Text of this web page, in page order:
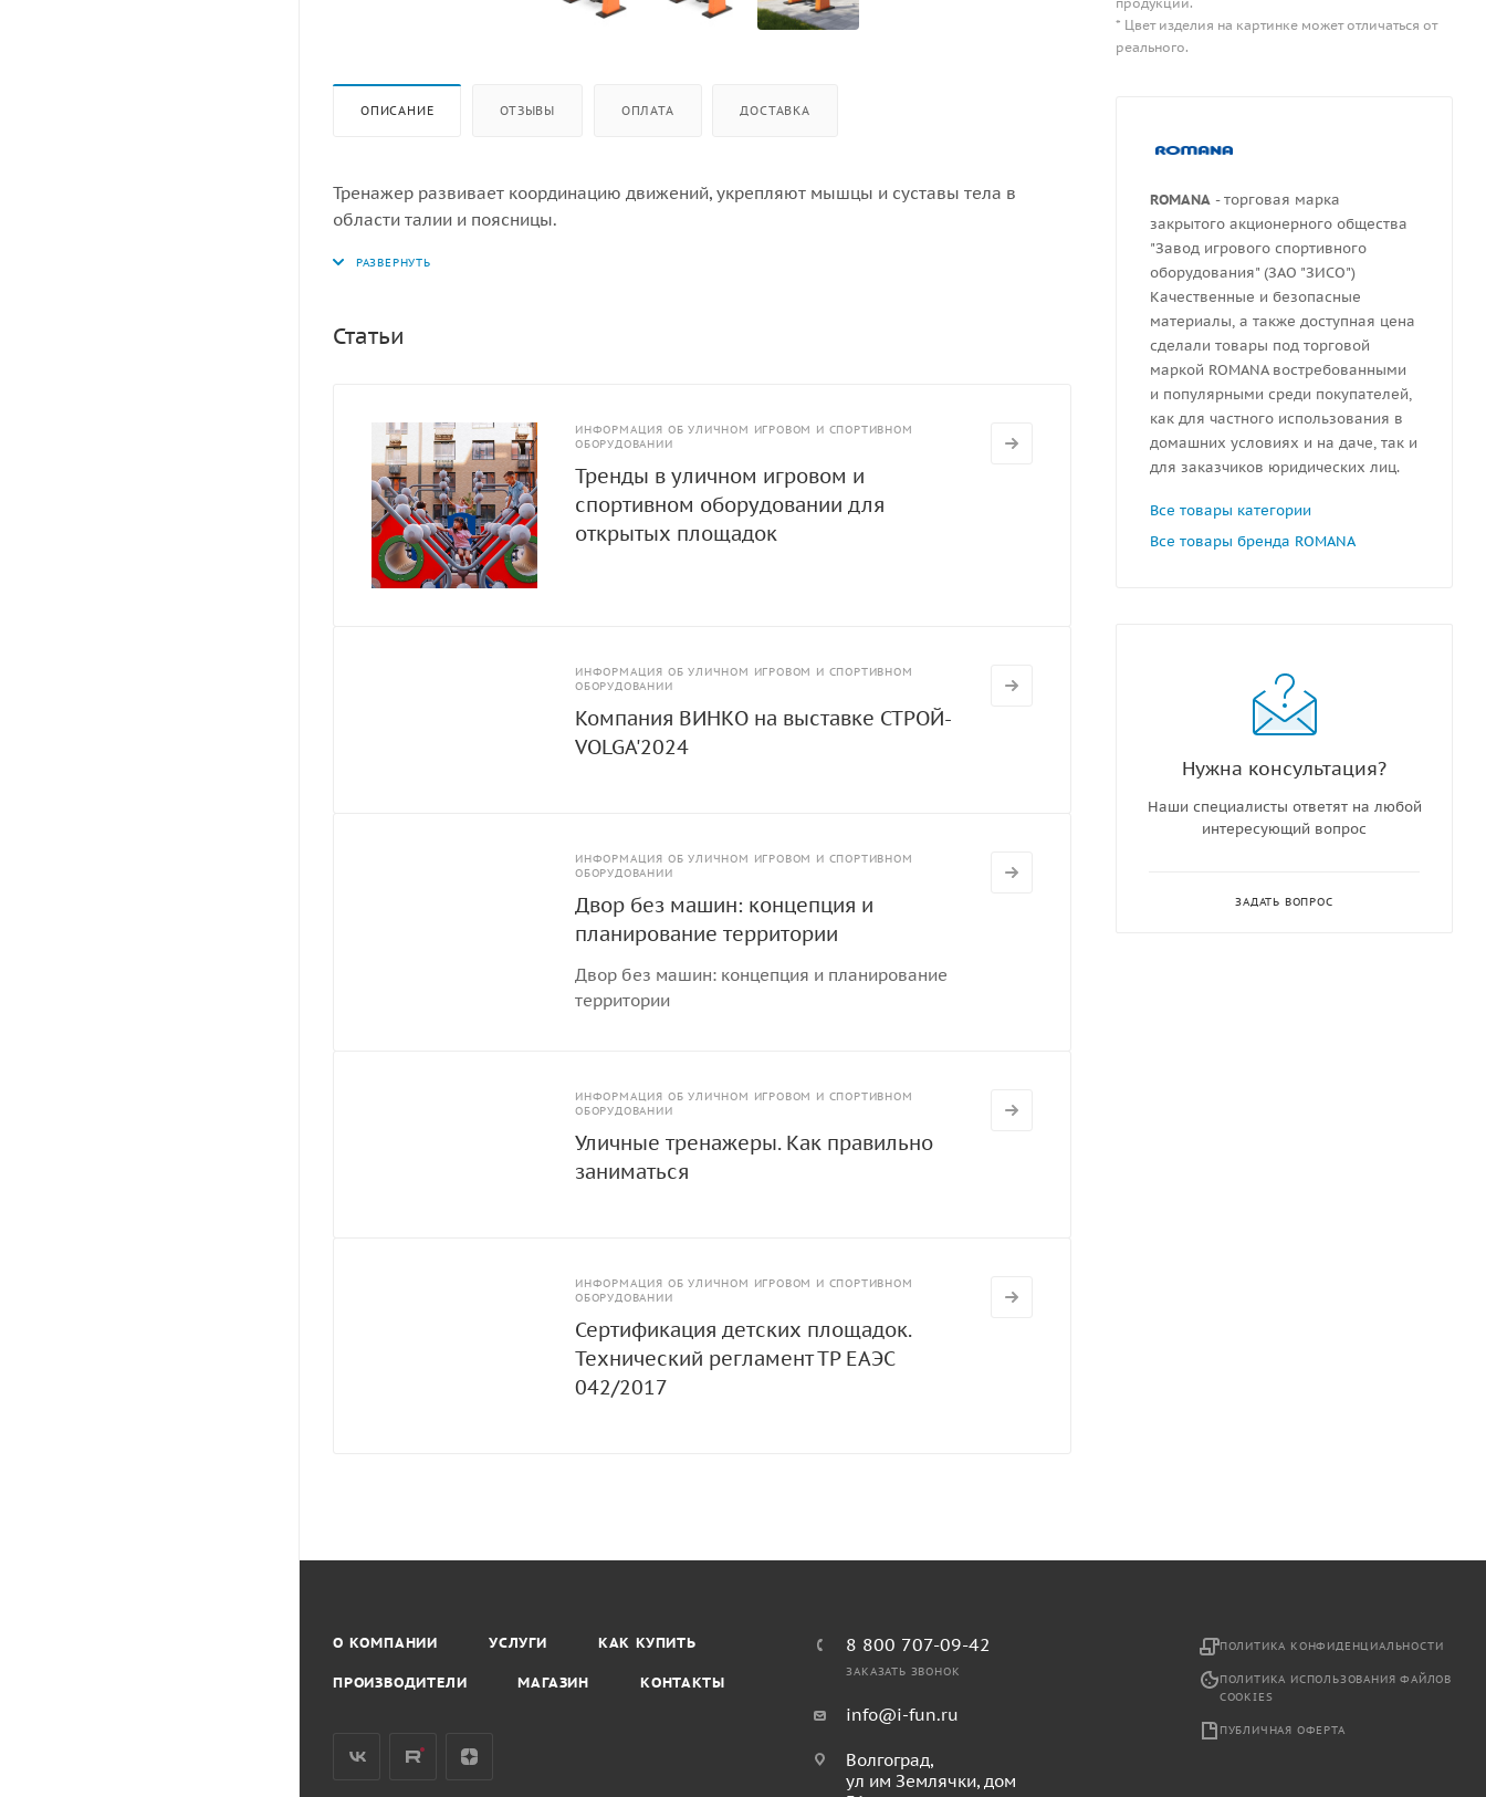
ОПИСАНИЕ ОТЗЫВЫ ОПЛАТА ДОСТАВКА
Тренажер развивает координацию движений, укрепляют мышцы и суставы тела в
области талии и поясницы.
Статьи
ИНФОРМАЦИЯ ОБ УЛИЧНОМ ИГРОВОМ И СПОРТИВНОМ
ОБОРУДОВАНИИ
Тренды в уличном игровом и
спортивном оборудовании для
открытых площадок
ИНФОРМАЦИЯ ОБ УЛИЧНОМ ИГРОВОМ И СПОРТИВНОМ
ОБОРУДОВАНИИ
Компания ВИНКО на выставке СТРОЙ-
VOLGA'2024
ИНФОРМАЦИЯ ОБ УЛИЧНОМ ИГРОВОМ И СПОРТИВНОМ
ОБОРУДОВАНИИ
Двор без машин: концепция и
планирование территории
Двор без машин: концепция и планирование
территории
ИНФОРМАЦИЯ ОБ УЛИЧНОМ ИГРОВОМ И СПОРТИВНОМ
ОБОРУДОВАНИИ
Уличные тренажеры. Как правильно
заниматься
ИНФОРМАЦИЯ ОБ УЛИЧНОМ ИГРОВОМ И СПОРТИВНОМ
ОБОРУДОВАНИИ
Сертификация детских площадок.
Технический регламент ТР ЕАЭС
042/2017
* Цвет изделия на картинке может отличаться от
реального.
ROMANA - торговая марка
закрытого акционерного общества
"Завод игрового спортивного
оборудования" (ЗАО "ЗИСО")
Качественные и безопасные
материалы, а также доступная цена
сделали товары под торговой
маркой ROMANA востребованными
и популярными среди покупателей,
как для частного использования в
домашних условиях и на даче, так и
для заказчиков юридических лиц.
Все товары категории
Все товары бренда ROMANA
Нужна консультация?
Наши специалисты ответят на любой
интересующий вопрос
ЗАДАТЬ ВОПРОС
О КОМПАНИИ УСЛУГИ КАК КУПИТЬ
ПРОИЗВОДИТЕЛИ МАГАЗИН КОНТАКТЫ
8 800 707-09-42
ЗАКАЗАТЬ ЗВОНОК
info@i-fun.ru
Волгоград,
ул им Землячки, дом
ПОЛИТИКА КОНФИДЕНЦИАЛЬНОСТИ
ПОЛИТИКА ИСПОЛЬЗОВАНИЯ ФАЙЛОВ
COOKIES
ПУБЛИЧНАЯ ОФЕРТА